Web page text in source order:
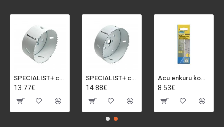
SPECIALIST+ caurumu zāģis BI-METAL, 92 mm
13.77€
SPECIALIST+ caurumu zāģis BI-METAL, 98 mm
14.88€
Acu enkuru komplekts, 3-13 mm, Rapid, 12 gab.
8.53€